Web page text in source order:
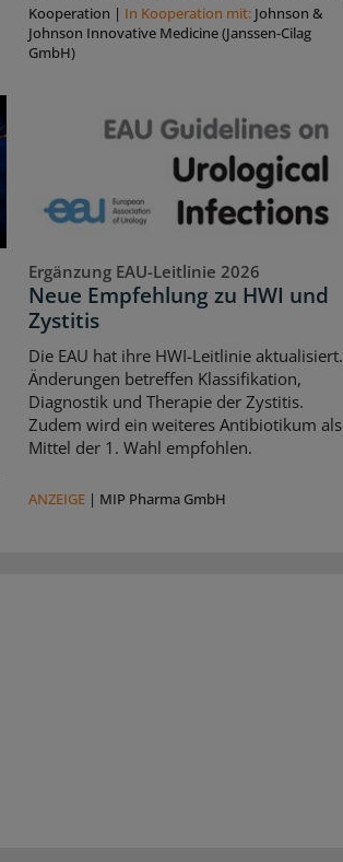
Kooperation | In Kooperation mit: Johnson &
Johnson Innovative Medicine (Janssen-Cilag
GmbH)
Ergänzung EAU-Leitlinie 2026
Neue Empfehlung zu HWI und
Zystitis
Die EAU hat ihre HWI-Leitlinie aktualisiert.
Änderungen betreffen Klassifikation,
Diagnostik und Therapie der Zystitis.
Zudem wird ein weiteres Antibiotikum als
Mittel der 1. Wahl empfohlen.
ANZEIGE | MIP Pharma GmbH